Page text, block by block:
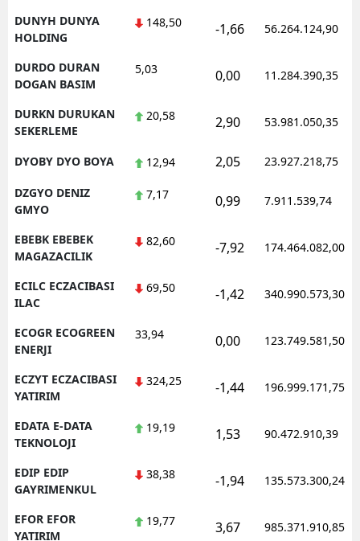
DUNYH DUNYA
HOLDING
148,50 -1,66 56.264.124,90
DURDO DURAN
DOGAN BASIM
5,03 0,00 11.284.390,35
DURKN DURUKAN
SEKERLEME
20,58 2,90 53.981.050,35
DYOBY DYO BOYA 12,94 2,05 23.927.218,75
DZGYO DENIZ
GMYO
7,17 0,99 7.911.539,74
EBEBK EBEBEK
MAGAZACILIK
82,60 -7,92 174.464.082,00
ECILC ECZACIBASI
ILAC
69,50 -1,42 340.990.573,30
ECOGR ECOGREEN
ENERJI
33,94 0,00 123.749.581,50
ECZYT ECZACIBASI
YATIRIM
324,25 -1,44 196.999.171,75
EDATA E-DATA
TEKNOLOJI
19,19 1,53 90.472.910,39
EDIP EDIP
GAYRIMENKUL
38,38 -1,94 135.573.300,24
EFOR EFOR
YATIRIM
19,77 3,67 985.371.910,85